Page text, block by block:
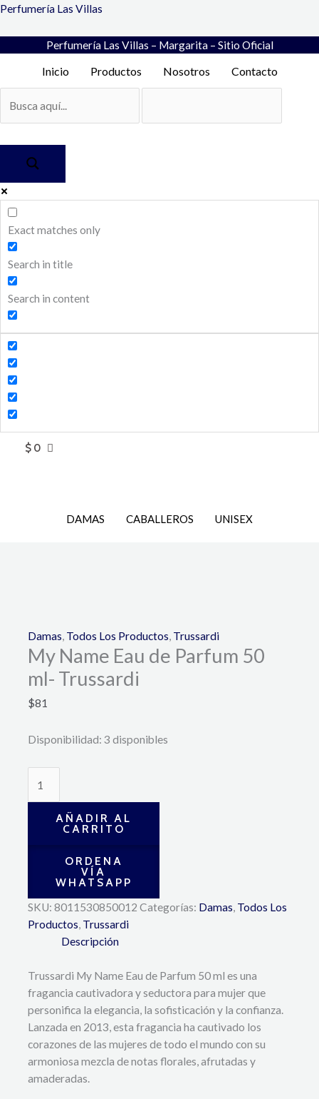
Ir
contenido
Perfumería Las Villas
Perfumería Las Villas – Margarita – Sitio Oficial
Inicio Productos Nosotros Contacto
Exact matches only
Search in title
Search in content
$ 0
DAMAS CABALLEROS UNISEX
Damas, Todos Los Productos, Trussardi
My Name Eau de Parfum 50
ml- Trussardi
$81
Disponibilidad: 3 disponibles
My
Parfum
ml-
Trussardi
cantidad
AÑADIR AL
CARRITO
ORDENA
VÍA
WHATSAPP
SKU:8011530850012 Categorías: Damas, Todos Los
Productos, Trussardi
Descripción
Trussardi My Name Eau de Parfum 50 ml es una
fragancia cautivadora y seductora para mujer que
personifica la elegancia, la sofisticación y la confianza.
Lanzada en 2013, esta fragancia ha cautivado los
corazones de las mujeres de todo el mundo con su
armoniosa mezcla de notas florales, afrutadas y
amaderadas.